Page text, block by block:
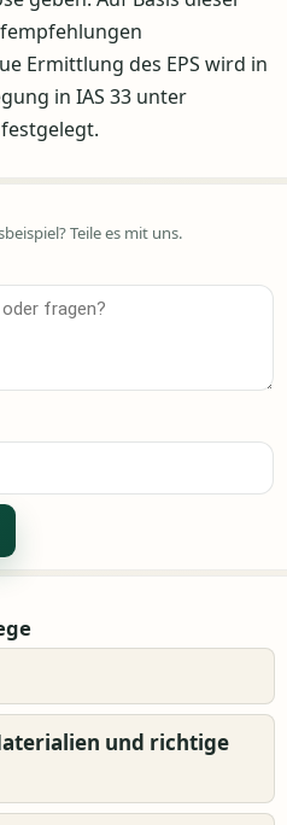
Ermittlung des EPS wird in
in IAS 33 unter
Teile es mit uns.
und richtige